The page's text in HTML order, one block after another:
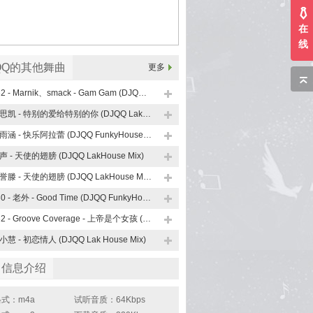
的其他舞曲 更多
132 - Marnik、smack - Gam Gam (DJQQ LakHouse Mix 外语)
伍思凯 - 特别的爱给特别的你 (DJQQ LakHouse Mix)
邵雨涵 - 快乐阿拉蕾 (DJQQ FunkyHouse Mix)
- 天使的翅膀 (DJQQ LakHouse Mix)
徐誉滕 - 天使的翅膀 (DJQQ LakHouse Mix)
130 - 老外 - Good Time (DJQQ FunkyHouse Mix)
132 - Groove Coverage - 上帝是个女孩 (DJQQ Electro House Mix)
慧 - 初恋情人 (DJQQ Lak House Mix)
息介绍
：m4a
试听音质：64Kbps
在
线